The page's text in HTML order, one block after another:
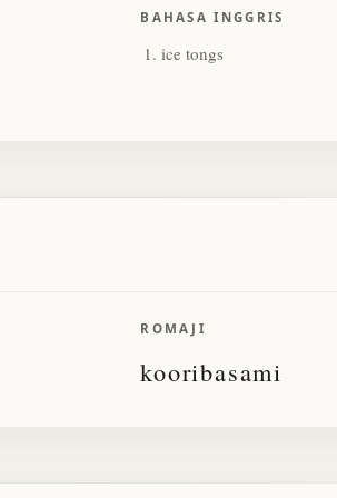
BAHASA INGGRIS
ice tongs
ROMAJI
kooribasami